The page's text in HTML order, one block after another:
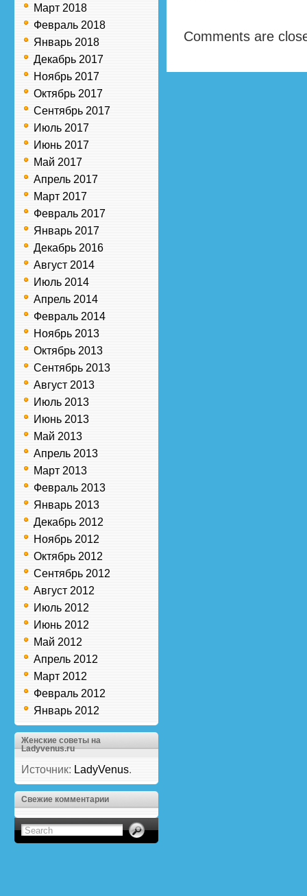
Март 2018
Февраль 2018
Январь 2018
Декабрь 2017
Ноябрь 2017
Октябрь 2017
Сентябрь 2017
Июль 2017
Июнь 2017
Май 2017
Апрель 2017
Март 2017
Февраль 2017
Январь 2017
Декабрь 2016
Август 2014
Июль 2014
Апрель 2014
Февраль 2014
Ноябрь 2013
Октябрь 2013
Сентябрь 2013
Август 2013
Июль 2013
Июнь 2013
Май 2013
Апрель 2013
Март 2013
Февраль 2013
Январь 2013
Декабрь 2012
Ноябрь 2012
Октябрь 2012
Сентябрь 2012
Август 2012
Июль 2012
Июнь 2012
Май 2012
Апрель 2012
Март 2012
Февраль 2012
Январь 2012
Женские советы на
Ladyvenus.ru
Источник: LadyVenus.
Свежие комментарии
Comments are